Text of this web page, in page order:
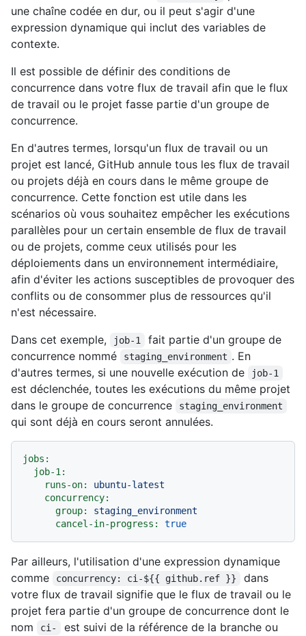
une chaîne codée en dur, ou il peut s'agir d'une
expression dynamique qui inclut des variables de
contexte.
Il est possible de définir des conditions de
concurrence dans votre flux de travail afin que le flux
de travail ou le projet fasse partie d'un groupe de
concurrence.
En d'autres termes, lorsqu'un flux de travail ou un
projet est lancé, GitHub annule tous les flux de travail
ou projets déjà en cours dans le même groupe de
concurrence. Cette fonction est utile dans les
scénarios où vous souhaitez empêcher les exécutions
parallèles pour un certain ensemble de flux de travail
ou de projets, comme ceux utilisés pour les
déploiements dans un environnement intermédiaire,
afin d'éviter les actions susceptibles de provoquer des
conflits ou de consommer plus de ressources qu'il
n'est nécessaire.
Dans cet exemple,
job-1
fait partie d'un groupe de
concurrence nommé
staging_environment . En
d'autres termes, si une nouvelle exécution de
job-1
est déclenchée, toutes les exécutions du même projet
dans le groupe de concurrence
staging_environment
qui sont déjà en cours seront annulées.
jobs:
job-1:
runs-on:
ubuntu-latest
concurrency:
group:
staging_environment
cancel-in-progress:
true
Par ailleurs, l'utilisation d'une expression dynamique
comme
concurrency: ci-${{ github.ref }}
dans
votre flux de travail signifie que le flux de travail ou le
projet fera partie d'un groupe de concurrence dont le
nom
ci-
est suivi de la référence de la branche ou